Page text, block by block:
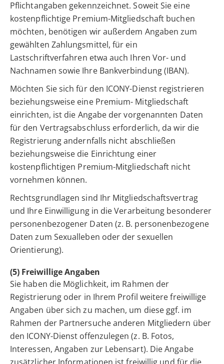
Pflichtangaben gekennzeichnet. Soweit Sie eine
kostenpflichtige Premium-Mitgliedschaft buchen
möchten, benötigen wir außerdem Angaben zum
gewählten Zahlungsmittel, für ein
Lastschriftverfahren etwa auch Ihren Vor- und
Nachnamen sowie Ihre Bankverbindung (IBAN).
Möchten Sie sich für den ICONY-Dienst registrieren
beziehungsweise eine Premium- Mitgliedschaft
einrichten, ist die Angabe der vorgenannten Daten
für den Vertragsabschluss erforderlich, da wir die
Registrierung andernfalls nicht abschließen
beziehungsweise die Einrichtung einer
kostenpflichtigen Premium-Mitgliedschaft nicht
vornehmen können.
Rechtsgrundlagen sind Ihr Mitgliedschaftsvertrag
und Ihre Einwilligung in die Verarbeitung besonderer
personenbezogener Daten (z. B. personenbezogene
Daten zum Sexualleben oder der sexuellen
Orientierung).
(5) Freiwillige Angaben
Sie haben die Möglichkeit, im Rahmen der
Registrierung oder in Ihrem Profil weitere freiwillige
Angaben über sich zu machen, um diese ggf. im
Rahmen der Partnersuche anderen Mitgliedern über
den ICONY-Dienst offenzulegen (z. B. Fotos,
Interessen, Angaben zur Lebensart). Die Angabe